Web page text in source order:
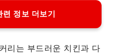
련 정보 더보기
리는 부드러운 치킨과 다